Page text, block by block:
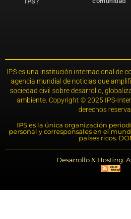
IPS es una institución internacional de
agencia mundial de noticias que
sociedad civil sobre desarrollo,
ambiente. Copyright © 2025 IPS-
derechos
IPS es la única organización
personal y corresponsales en el
países ricos.
Desarrollo & Hosting: